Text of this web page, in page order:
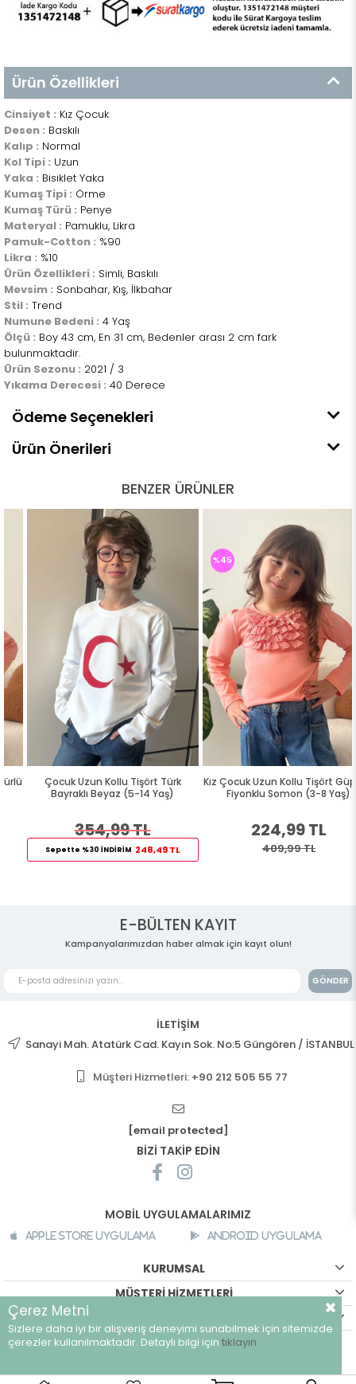
Ürün Özellikleri
Cinsiyet : Kız Çocuk
Desen : Baskılı
Kalıp : Normal
Kol Tipi : Uzun
Yaka : Bisiklet Yaka
Kumaş Tipi : Örme
Kumaş Türü : Penye
Materyal : Pamuklu, Likra
Pamuk-Cotton : %90
Likra : %10
Ürün Özellikleri : Simli, Baskılı
Mevsim : Sonbahar, Kış, İlkbahar
Stil : Trend
Numune Bedeni : 4 Yaş
Ölçü : Boy 43 cm, En 31 cm, Bedenler arası 2 cm fark
bulunmaktadır.
Ürün Sezonu : 2021 / 3
Yıkama Derecesi : 40 Derece
Ödeme Seçenekleri
Ürün Önerileri
BENZER ÜRÜNLER
Çocuk Uzun Kollu Tişört Türk
Bayraklı Beyaz (5-14 Yaş)
354,99 TL
Sepette %30 İNDİRİM 248,49 TL
Kız Çocuk Uzun Kollu Tişört Güpürlü
Fiyonklu Somon (3-8 Yaş)
224,99 TL
409,99 TL
E-BÜLTEN KAYIT
Kampanyalarımızdan haber almak için kayıt olun!
GÖNDER
İLETİŞİM
Sanayi Mah. Atatürk Cad. Kayın Sok. No:5 Güngören / İSTANBUL
Müşteri Hizmetleri: +90 212 505 55 77
[email protected]
BİZİ TAKİP EDİN
MOBİL UYGULAMALARIMIZ
Apple Store Uygulama Android Uygulama
KURUMSAL
MÜŞTERİ HİZMETLERİ
©breeze.com.tr - Tüm hakları saklıdır.
Çerez Metni
Sizlere daha iyi bir alışveriş deneyimi sunabilmek için sitemizde
çerezler kullanılmaktadır. Detaylı bilgi için tıklayın